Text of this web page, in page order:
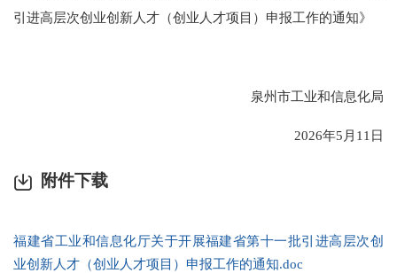
引进高层次创业创新人才（创业人才项目）申报工作的通知》
泉州市工业和信息化局
2026年5月11日
附件下载
福建省工业和信息化厅关于开展福建省第十一批引进高层次创
业创新人才（创业人才项目）申报工作的通知.doc